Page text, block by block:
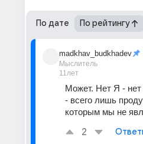
По дате По рейтингу
madkhav_budkhadev
Мыслитель
11лет
Может. Нет Я -
- всего лишь
которым мы не
2